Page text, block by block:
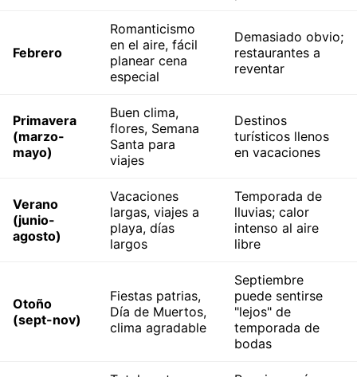
Febrero
Romanticismo
en el aire, fácil
planear cena
especial
Demasiado obvio;
restaurantes a
reventar
Primavera
(marzo-
mayo)
Buen clima,
flores, Semana
Santa para
viajes
Destinos
turísticos llenos
en vacaciones
Verano
(junio-
agosto)
Vacaciones
largas, viajes a
playa, días
largos
Temporada de
lluvias; calor
intenso al aire
libre
Otoño
(sept-nov)
Fiestas patrias,
Día de Muertos,
clima agradable
Septiembre
puede sentirse
"lejos" de
temporada de
bodas